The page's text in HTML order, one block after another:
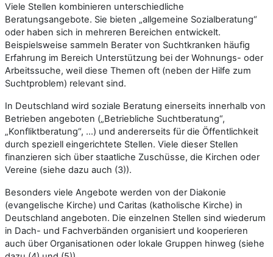
Viele Stellen kombinieren unterschiedliche
Beratungsangebote. Sie bieten „allgemeine Sozialberatung“
oder haben sich in mehreren Bereichen entwickelt.
Beispielsweise sammeln Berater von Suchtkranken häufig
Erfahrung im Bereich Unterstützung bei der Wohnungs- oder
Arbeitssuche, weil diese Themen oft (neben der Hilfe zum
Suchtproblem) relevant sind.
In Deutschland wird soziale Beratung einerseits innerhalb von
Betrieben angeboten („Betriebliche Suchtberatung“,
„Konfliktberatung“, …) und andererseits für die Öffentlichkeit
durch speziell eingerichtete Stellen. Viele dieser Stellen
finanzieren sich über staatliche Zuschüsse, die Kirchen oder
Vereine (siehe dazu auch (3)).
Besonders viele Angebote werden von der Diakonie
(evangelische Kirche) und Caritas (katholische Kirche) in
Deutschland angeboten. Die einzelnen Stellen sind wiederum
in Dach- und Fachverbänden organisiert und kooperieren
auch über Organisationen oder lokale Gruppen hinweg (siehe